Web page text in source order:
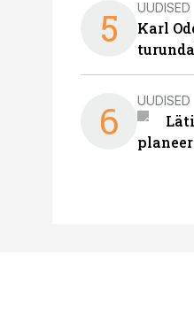
5 UUDISED
Karl
6 UUDISED